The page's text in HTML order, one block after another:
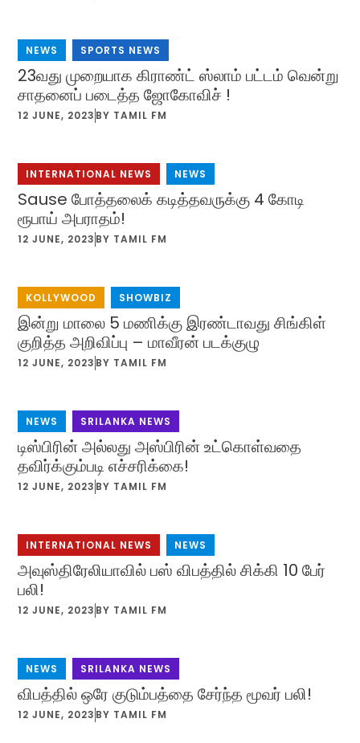
NEWS SPORTS NEWS
23வது முறையாக கிராண்ட் ஸ்லாம் பட்டம் வென்று
சாதனைப் படைத்த ஜோகோவிச் !
12 JUNE, 2023 BY TAMIL FM
INTERNATIONAL NEWS NEWS
Sause போத்தலைக் கடித்தவருக்கு 4 கோடி
ரூபாய் அபராதம்!
12 JUNE, 2023 BY TAMIL FM
KOLLYWOOD SHOWBIZ
இன்று மாலை 5 மணிக்கு இரண்டாவது சிங்கிள்
குறித்த அறிவிப்பு – மாவீரன் படக்குழு
12 JUNE, 2023 BY TAMIL FM
NEWS SRILANKA NEWS
டிஸ்பிரின் அல்லது அஸ்பிரின் உட்கொள்வதை
தவிர்க்கும்படி எச்சரிக்கை!
12 JUNE, 2023 BY TAMIL FM
INTERNATIONAL NEWS NEWS
அவுஸ்திரேலியாவில் பஸ் விபத்தில் சிக்கி 10 பேர்
பலி!
12 JUNE, 2023 BY TAMIL FM
NEWS SRILANKA NEWS
விபத்தில் ஒரே குடும்பத்தை சேர்ந்த மூவர் பலி!
12 JUNE, 2023 BY TAMIL FM